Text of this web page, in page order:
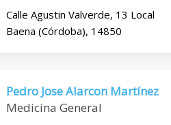
Calle Agustin Valverde, 13 Local
Baena (Córdoba), 14850
Pedro Jose Alarcon Martínez
Medicina General